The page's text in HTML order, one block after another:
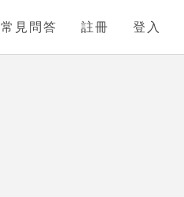
常見問答 註冊 登入